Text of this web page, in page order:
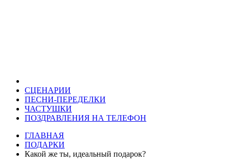
СЦЕНАРИИ
ПЕСНИ-ПЕРЕДЕЛКИ
ЧАСТУШКИ
ПОЗДРАВЛЕНИЯ НА ТЕЛЕФОН
ГЛАВНАЯ
ПОДАРКИ
Какой же ты, идеальный подарок?